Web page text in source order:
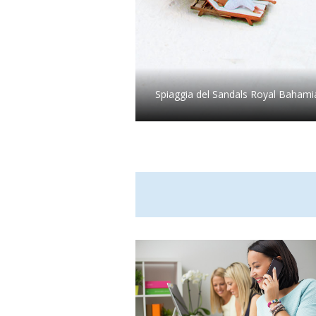
Spiaggia del Sandals Royal